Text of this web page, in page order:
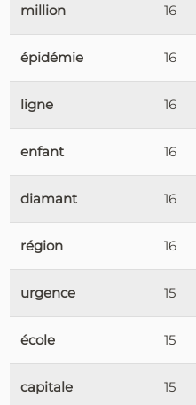
million 16
épidémie 16
ligne 16
enfant 16
diamant 16
région 16
urgence 15
école 15
capitale 15